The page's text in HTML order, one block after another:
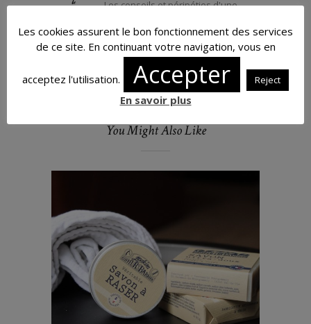
Les conseils et péripéties d'une
You Might Also Like
Les cookies assurent le bon fonctionnement des services
de ce site. En continuant votre navigation, vous en
acceptez l'utilisation. Accepter Reject
En savoir plus